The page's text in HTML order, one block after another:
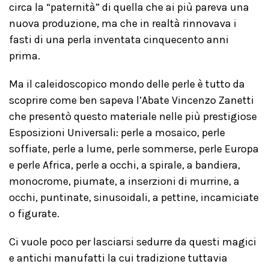
circa la “paternità” di quella che ai più pareva una
nuova produzione, ma che in realtà rinnovava i
fasti di una perla inventata cinquecento anni
prima.
Ma il caleidoscopico mondo delle perle è tutto da
scoprire come ben sapeva l’Abate Vincenzo Zanetti
che presentò questo materiale nelle più prestigiose
Esposizioni Universali: perle a mosaico, perle
soffiate, perle a lume, perle sommerse, perle Europa
e perle Africa, perle a occhi, a spirale, a bandiera,
monocrome, piumate, a inserzioni di murrine, a
occhi, puntinate, sinusoidali, a pettine, incamiciate
o figurate.
Ci vuole poco per lasciarsi sedurre da questi magici
e antichi manufatti la cui tradizione tuttavia